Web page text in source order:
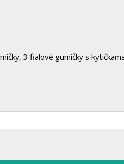
3 fialové gumičky s